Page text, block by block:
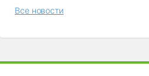
Все новости